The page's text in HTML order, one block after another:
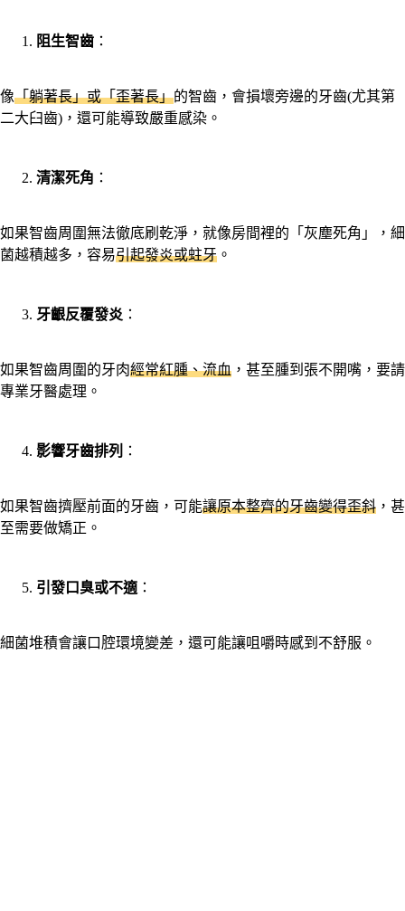
阻生智齒 ：
像「躺著長」或「歪著長」的智齒，會損壞旁邊的牙齒(尤其第
二大臼齒)，還可能導致嚴重感染。
清潔死角 ：
如果智齒周圍無法徹底刷乾淨，就像房間裡的「灰塵死角」，細
菌越積越多，容易引起發炎或蛀牙 。
牙齦反覆發炎 ：
如果智齒周圍的牙肉經常紅腫、流血 ，甚至腫到張不開嘴，要請
專業牙醫處理。
影響牙齒排列 ：
如果智齒擠壓前面的牙齒，可能讓原本整齊的牙齒變得歪斜 ，甚
至需要做矯正。
引發口臭或不適 ：
細菌堆積會讓口腔環境變差，還可能讓咀嚼時感到不舒服。